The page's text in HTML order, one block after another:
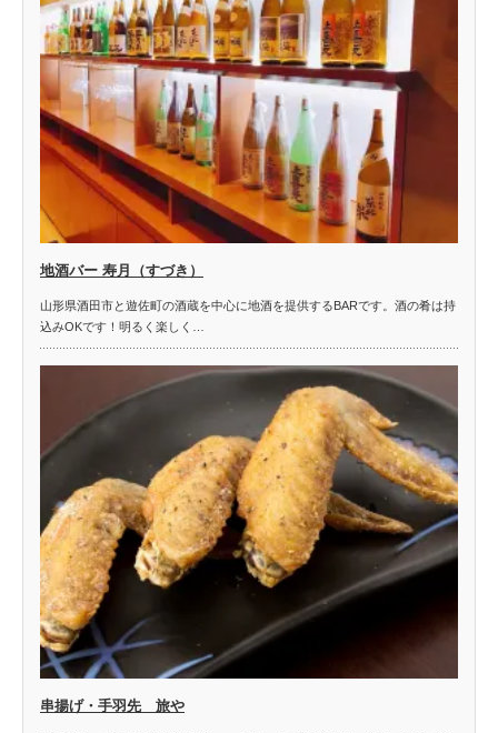
地酒バー 寿月（すづき）
山形県酒田市と遊佐町の酒蔵を中心に地酒を提供するBARです。酒の肴は持
込みOKです！明るく楽しく…
串揚げ・手羽先 旅や